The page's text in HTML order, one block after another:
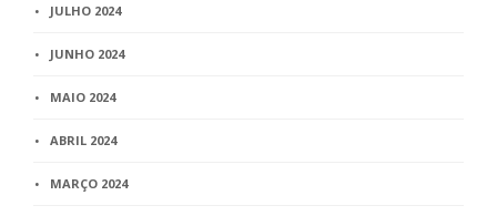
JULHO 2024
JUNHO 2024
MAIO 2024
ABRIL 2024
MARÇO 2024